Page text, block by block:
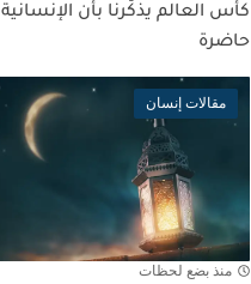
كأس العالم يذكّرنا بأن الإنسانية
حاضرة
مقالات إنسان
منذ بضع لحظات